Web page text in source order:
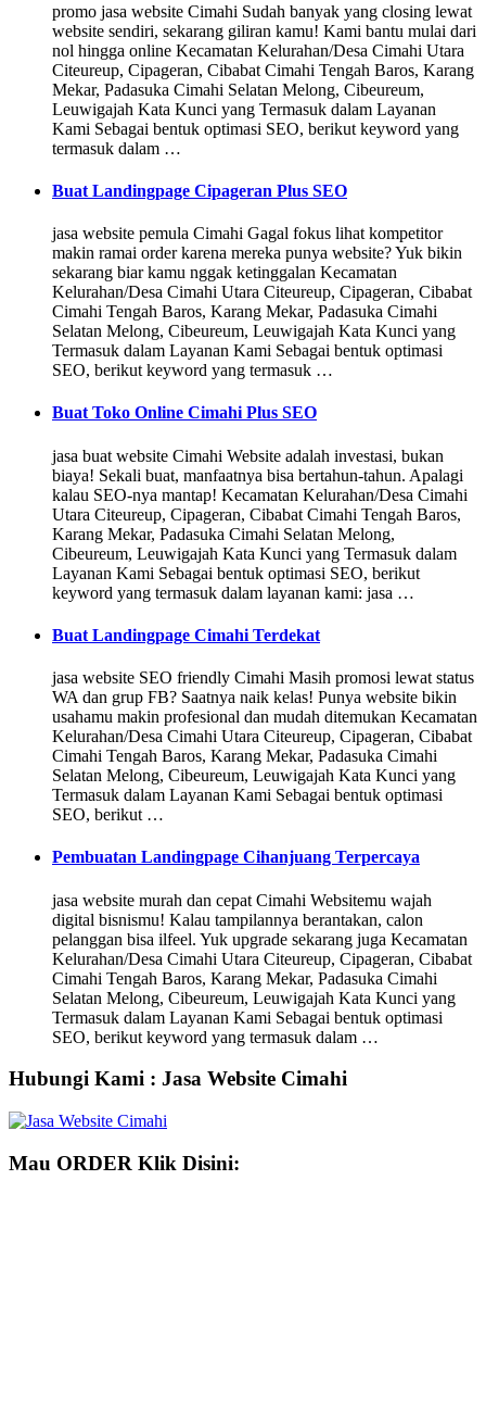
promo jasa website Cimahi Sudah banyak yang closing lewat
website sendiri, sekarang giliran kamu! Kami bantu mulai dari
nol hingga online Kecamatan Kelurahan/Desa Cimahi Utara
Citeureup, Cipageran, Cibabat Cimahi Tengah Baros, Karang
Mekar, Padasuka Cimahi Selatan Melong, Cibeureum,
Leuwigajah Kata Kunci yang Termasuk dalam Layanan
Kami Sebagai bentuk optimasi SEO, berikut keyword yang
termasuk dalam …
Buat Landingpage Cipageran Plus SEO
jasa website pemula Cimahi Gagal fokus lihat kompetitor
makin ramai order karena mereka punya website? Yuk bikin
sekarang biar kamu nggak ketinggalan Kecamatan
Kelurahan/Desa Cimahi Utara Citeureup, Cipageran, Cibabat
Cimahi Tengah Baros, Karang Mekar, Padasuka Cimahi
Selatan Melong, Cibeureum, Leuwigajah Kata Kunci yang
Termasuk dalam Layanan Kami Sebagai bentuk optimasi
SEO, berikut keyword yang termasuk …
Buat Toko Online Cimahi Plus SEO
jasa buat website Cimahi Website adalah investasi, bukan
biaya! Sekali buat, manfaatnya bisa bertahun-tahun. Apalagi
kalau SEO-nya mantap! Kecamatan Kelurahan/Desa Cimahi
Utara Citeureup, Cipageran, Cibabat Cimahi Tengah Baros,
Karang Mekar, Padasuka Cimahi Selatan Melong,
Cibeureum, Leuwigajah Kata Kunci yang Termasuk dalam
Layanan Kami Sebagai bentuk optimasi SEO, berikut
keyword yang termasuk dalam layanan kami: jasa …
Buat Landingpage Cimahi Terdekat
jasa website SEO friendly Cimahi Masih promosi lewat status
WA dan grup FB? Saatnya naik kelas! Punya website bikin
usahamu makin profesional dan mudah ditemukan Kecamatan
Kelurahan/Desa Cimahi Utara Citeureup, Cipageran, Cibabat
Cimahi Tengah Baros, Karang Mekar, Padasuka Cimahi
Selatan Melong, Cibeureum, Leuwigajah Kata Kunci yang
Termasuk dalam Layanan Kami Sebagai bentuk optimasi
SEO, berikut …
Pembuatan Landingpage Cihanjuang Terpercaya
jasa website murah dan cepat Cimahi Websitemu wajah
digital bisnismu! Kalau tampilannya berantakan, calon
pelanggan bisa ilfeel. Yuk upgrade sekarang juga Kecamatan
Kelurahan/Desa Cimahi Utara Citeureup, Cipageran, Cibabat
Cimahi Tengah Baros, Karang Mekar, Padasuka Cimahi
Selatan Melong, Cibeureum, Leuwigajah Kata Kunci yang
Termasuk dalam Layanan Kami Sebagai bentuk optimasi
SEO, berikut keyword yang termasuk dalam …
Hubungi Kami : Jasa Website Cimahi
Mau ORDER Klik Disini: